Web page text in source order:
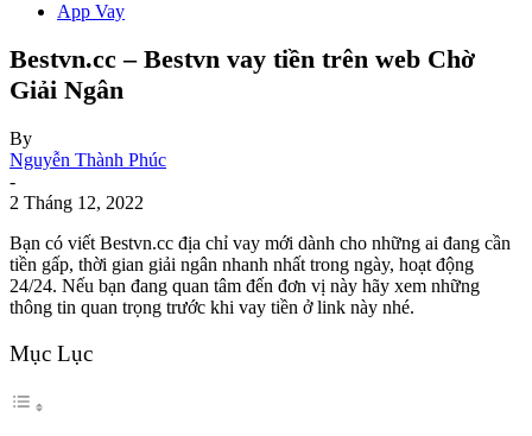
App Vay
Bestvn.cc – Bestvn vay tiền trên web Chờ
Giải Ngân
By
Nguyễn Thành Phúc
-
2 Tháng 12, 2022
Bạn có viết Bestvn.cc địa chỉ vay mới dành cho những ai đang cần
tiền gấp, thời gian giải ngân nhanh nhất trong ngày, hoạt động
24/24. Nếu bạn đang quan tâm đến đơn vị này hãy xem những
thông tin quan trọng trước khi vay tiền ở link này nhé.
Mục Lục